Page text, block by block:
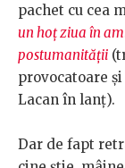
pachet cu cea
un hoț ziua în
postumanității
provocatoare
Lacan în lanț).
Dar de fapt